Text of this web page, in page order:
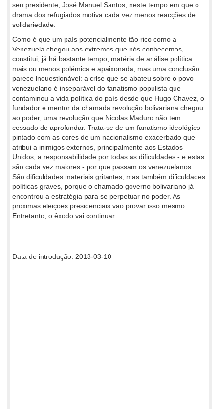
seu presidente, José Manuel Santos, neste tempo em que o
drama dos refugiados motiva cada vez menos reacções de
solidariedade.
Como é que um país potencialmente tão rico como a
Venezuela chegou aos extremos que nós conhecemos,
constitui, já há bastante tempo, matéria de análise política
mais ou menos polémica e apaixonada, mas uma conclusão
parece inquestionável: a crise que se abateu sobre o povo
venezuelano é inseparável do fanatismo populista que
contaminou a vida política do país desde que Hugo Chavez, o
fundador e mentor da chamada revolução bolivariana chegou
ao poder, uma revolução que Nicolas Maduro não tem
cessado de aprofundar. Trata-se de um fanatismo ideológico
pintado com as cores de um nacionalismo exacerbado que
atribui a inimigos externos, principalmente aos Estados
Unidos, a responsabilidade por todas as dificuldades - e estas
são cada vez maiores - por que passam os venezuelanos.
São dificuldades materiais gritantes, mas também dificuldades
políticas graves, porque o chamado governo bolivariano já
encontrou a estratégia para se perpetuar no poder. As
próximas eleições presidenciais vão provar isso mesmo.
Entretanto, o êxodo vai continuar…
Data de introdução: 2018-03-10